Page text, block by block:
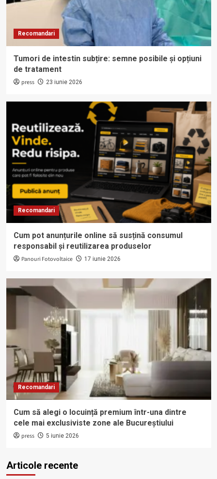
Recomandari
Tumori de intestin subțire: semne posibile și opțiuni
de tratament
press 23 iunie 2026
Recomandari
Cum pot anunțurile online să susțină consumul
responsabil și reutilizarea produselor
Panouri Fotovoltaice 17 iunie 2026
Recomandari
Cum să alegi o locuință premium într-una dintre
cele mai exclusiviste zone ale Bucureștiului
press 5 iunie 2026
Articole recente